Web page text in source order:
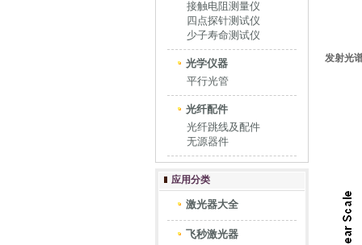
接触电阻测量仪
四点探针测试仪
少子寿命测试仪
光学仪器
平行光管
光纤配件
光纤跳线及配件
无源器件
应用分类
激光器大全
飞秒激光器
发射光